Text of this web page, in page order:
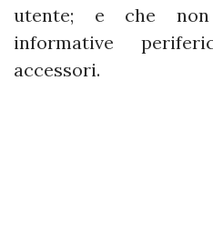
utente; e che
informative
accessori.